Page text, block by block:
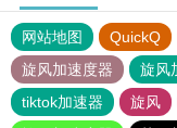
网站地图 QuickQ
旋风加速度器
旋风
tiktok加速器
旋风